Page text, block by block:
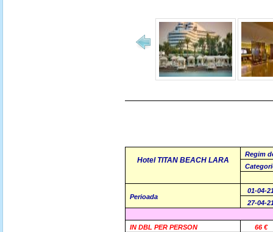
Hotel TITAN BEACH LARA
Regim
Perioada
01-04-
27-04-
IN DBL PER PERSON
66 €